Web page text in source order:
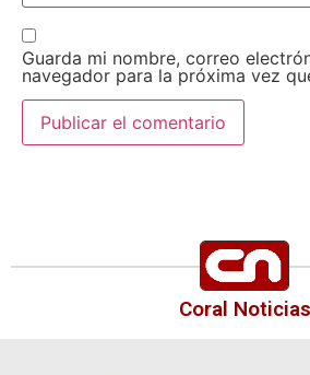
Guarda mi nombre, correo
navegador para la próxima vez
Coral Noticias